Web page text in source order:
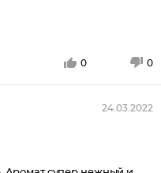
0 0
24.03.2022